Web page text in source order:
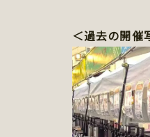
＜過去の開催